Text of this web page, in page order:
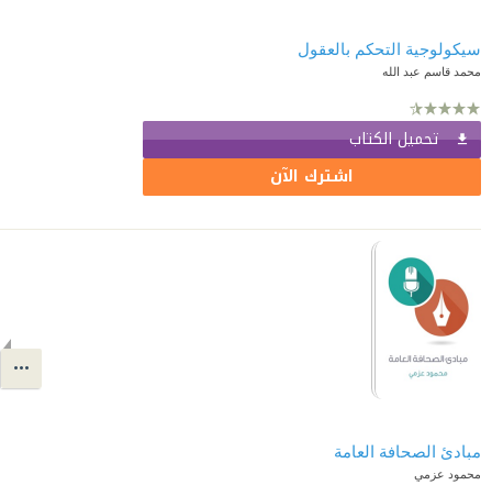
سيكولوجية التحكم بالعقول
محمد قاسم عبد الله
تحميل الكتاب
اشترك الآن
مبادئ الصحافة العامة
محمود عزمي